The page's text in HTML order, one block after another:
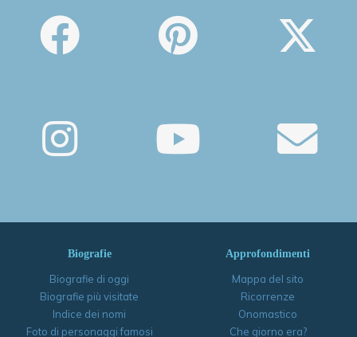
Biografie
Biografie di oggi
Biografie più visitate
Indice dei nomi
Foto di personaggi famosi
Approfondimenti
Mappa del sito
Ricorrenze
Onomastico
Che giorno era?